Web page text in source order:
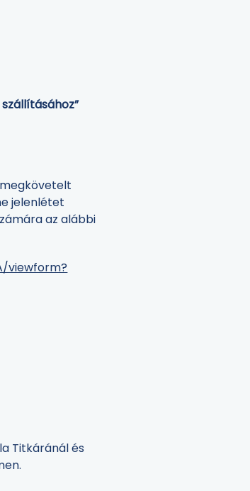
jelenlétet
az alábbi
viewform?
Titkáránál és